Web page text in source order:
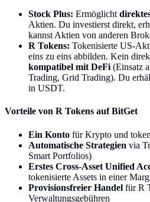
Stock Plus: Ermöglicht
Aktien. Du investierst direkt,
kannst Aktien von anderen
R Tokens: Tokenisierte US-
eins zu eins abbilden. Kein
kompatibel mit DeFi (Einsatz
Trading, Grid Trading). Du
in USDT.
Vorteile von R Tokens auf BitGet
Ein Konto für Krypto und
Automatische Strategien via
Smart Portfolios)
Erstes Cross-Asset Unified
tokenisierte Assets in einer
Provisionsfreier Handel für R
Verwaltungsgebühren